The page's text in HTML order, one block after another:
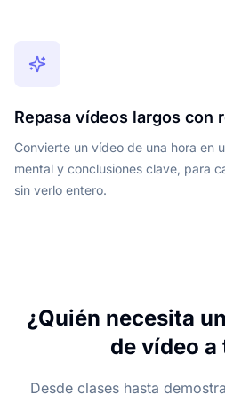
Repasa vídeos largos con
Convierte un vídeo de una hora en
mental y conclusiones clave, para
sin verlo entero.
¿Quién necesita
de vídeo a
Desde clases hasta